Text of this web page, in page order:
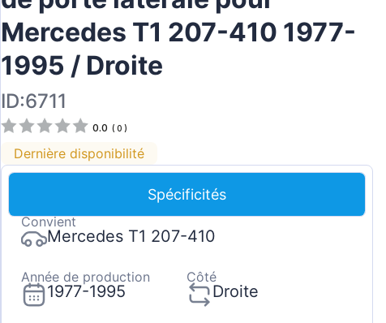
Magyar
Lietuvių
Mercedes T1 207-410 1977-
1995 / Droite
ID:6711
0.0 ( 0 )
Dernière disponibilité
Spécificités
Convient
Mercedes T1 207-410
Année de production
1977-1995
Côté
Droite